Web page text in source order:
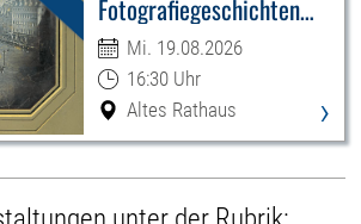
Fotografiegeschichten
Leipzigs
Mi. 19.08.2026
16:30 Uhr
Altes Rathaus
›